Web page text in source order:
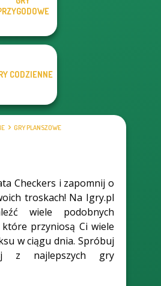
CODZIENNE
GRY PLANSZOWE
Checkers i zapomnij o
troskach! Na Igry.pl
wiele podobnych
które przyniosą Ci wiele
w ciągu dnia. Spróbuj
z najlepszych gry